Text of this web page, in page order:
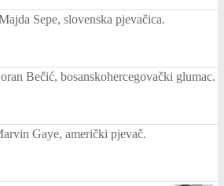
Sepe, slovenska pjevačica.
Bečić, bosanskohercegovački glumac.
Gaye, američki pjevač.